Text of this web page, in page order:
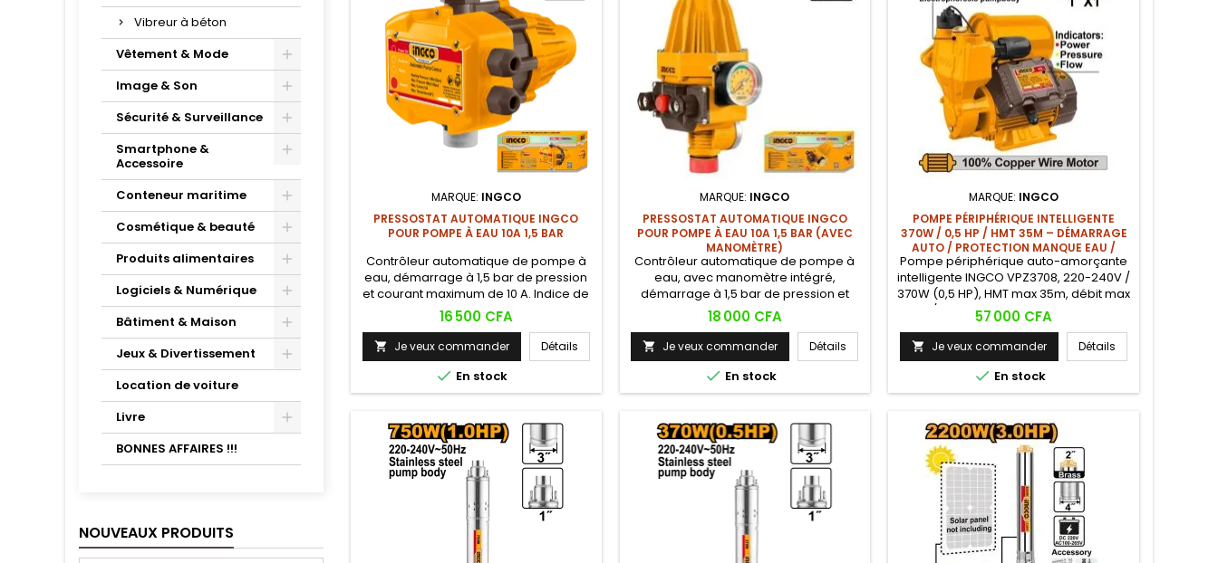
Vibreur à béton
Vêtement & Mode
Image & Son
Sécurité & Surveillance
Smartphone &
Accessoire
Conteneur maritime
Cosmétique & beauté
Produits alimentaires
Logiciels & Numérique
Bâtiment & Maison
Jeux & Divertissement
Location de voiture
Livre
BONNES AFFAIRES !!!
NOUVEAUX PRODUITS
MARQUE: INGCO
PRESSOSTAT AUTOMATIQUE INGCO
POUR POMPE À EAU 10A 1,5 BAR
Contrôleur automatique de pompe à
eau, démarrage à 1,5 bar de pression
et courant maximum de 10 A. Indice de
protection IP65, permet un démarrage
et un arrêt automatiques de la pompe
selon la demande en eau, sans
intervention manuelle.
Prix
16 500 CFA
 Je veux commander Détails
 En stock
MARQUE: INGCO
PRESSOSTAT AUTOMATIQUE INGCO
POUR POMPE À EAU 10A 1,5 BAR (AVEC
MANOMÈTRE)
Contrôleur automatique de pompe à
eau, avec manomètre intégré,
démarrage à 1,5 bar de pression et
courant maximum de 10 A. Indice de
protection IP65, permet un démarrage
et un arrêt automatiques de la pompe
selon la demande en eau, sans
intervention manuelle.
Prix
18 000 CFA
 Je veux commander Détails
 En stock
MARQUE: INGCO
POMPE PÉRIPHÉRIQUE INTELLIGENTE
370W / 0,5 HP / HMT 35M – DÉMARRAGE
AUTO / PROTECTION MANQUE EAU /
RÉSERVOIR 2L
Pompe périphérique auto-amorçante
intelligente INGCO VPZ3708, 220-240V /
370W (0,5 HP), HMT max 35m, débit max
35 L/min, aspiration max 8m, tuyaux
1"x1", turbine laiton, moteur cuivre, câble
1,5m prise VDE, équipée de : pressostat
intégré + interrupteur de débit +
réservoir sous pression 2L + système
de contrôle intelligent (démarrage
Prix
57 000 CFA
 Je veux commander Détails
 En stock